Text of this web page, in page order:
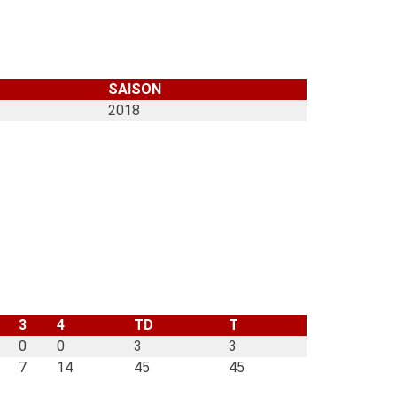
SAISON
2018
3 4 TD T
0 0 3 3
7 14 45 45